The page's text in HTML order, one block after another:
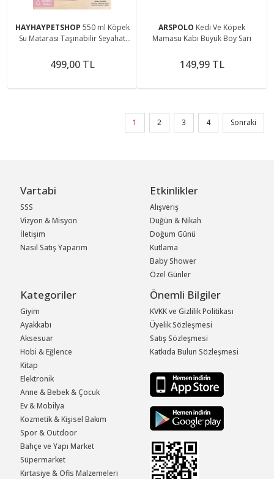
HAYHAYPETSHOP 550 ml Köpek
Su Matarası Taşınabilir Seyahat
Kabı
499,00 TL
ARSPOLO Kedi Ve Köpek
Mamasu Kabı Büyük Boy Sarı
149,99 TL
1 2 3 4 Sonraki
Vartabi
SSS
Vizyon & Misyon
İletişim
Nasıl Satış Yaparım
Etkinlikler
Alışveriş
Düğün & Nikah
Doğum Günü
Kutlama
Baby Shower
Özel Günler
Kategoriler
Giyim
Ayakkabı
Aksesuar
Hobi & Eğlence
Kitap
Elektronik
Anne & Bebek & Çocuk
Ev & Mobilya
Kozmetik & Kişisel Bakım
Spor & Outdoor
Bahçe ve Yapı Market
Süpermarket
Kırtasiye & Ofis Malzemeleri
Önemli Bilgiler
KVKK ve Gizlilik Politikası
Üyelik Sözleşmesi
Satış Sözleşmesi
Katkıda Bulun Sözleşmesi